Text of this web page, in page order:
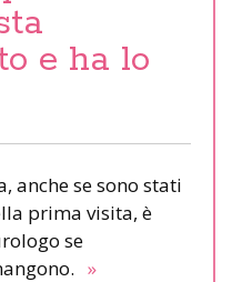
e ha lo
anche se sono stati
prima visita, è
se
»